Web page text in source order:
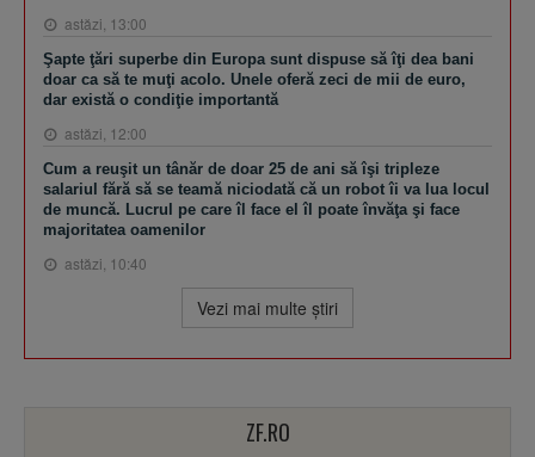
astăzi, 13:00
Şapte ţări superbe din Europa sunt dispuse să îţi dea bani
doar ca să te muţi acolo. Unele oferă zeci de mii de euro,
dar există o condiţie importantă
astăzi, 12:00
Cum a reuşit un tânăr de doar 25 de ani să îşi tripleze
salariul fără să se teamă niciodată că un robot îi va lua locul
de muncă. Lucrul pe care îl face el îl poate învăţa şi face
majoritatea oamenilor
astăzi, 10:40
Vezi mai multe ştiri
ZF.RO